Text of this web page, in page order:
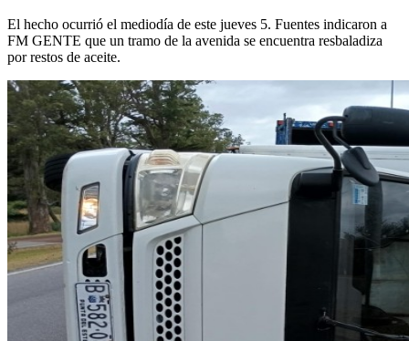
El hecho ocurrió el mediodía de este jueves 5. Fuentes indicaron a
FM GENTE que un tramo de la avenida se encuentra resbaladiza
por restos de aceite.